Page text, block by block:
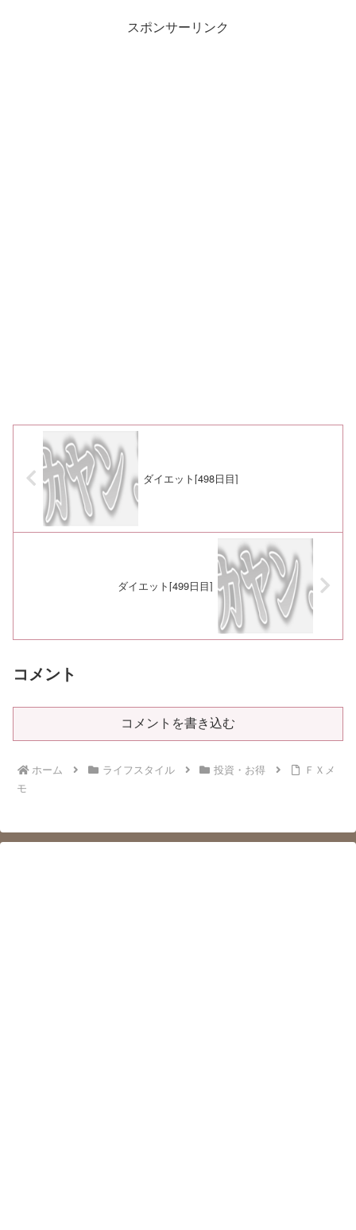
スポンサーリンク
ダイエット[498日目]
ダイエット[499日目]
コメント
コメントを書き込む
ホーム ライフスタイル 投資・お得
ＦＸメ
モ